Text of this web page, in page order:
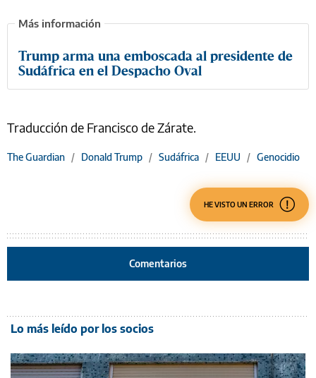
Trump arma una emboscada al presidente de
Sudáfrica en el Despacho Oval
Traducción de Francisco de Zárate.
The Guardian / Donald Trump / Sudáfrica / EEUU / Genocidio
HE VISTO UN ERROR
Comentarios
Lo más leído por los socios